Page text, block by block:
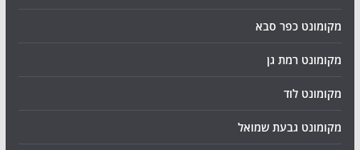
מקומונט כפר סבא
מקומונט רמת גן
מקומונט לוד
מקומונט גבעת שמואל